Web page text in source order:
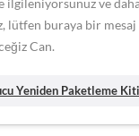
ve daha
lütfen buraya bir mesaj
Can.
Yeniden Paketleme Kiti